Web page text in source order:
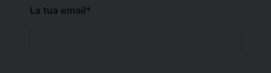
La tua email*